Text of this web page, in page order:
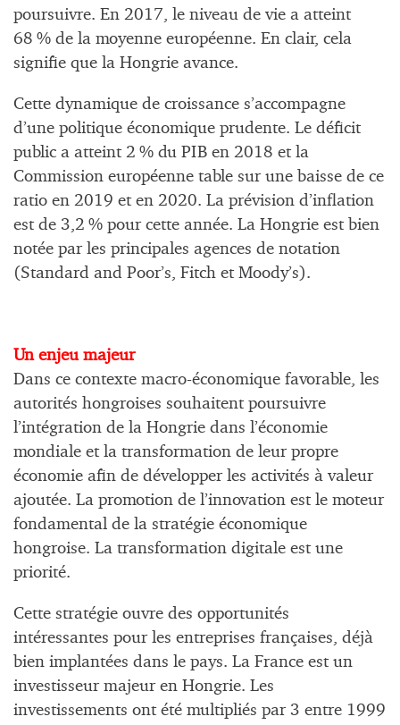
poursuivre. En 2017, le niveau de vie a atteint
68 % de la moyenne européenne. En clair, cela
signifie que la Hongrie avance.
Cette dynamique de croissance s’accompagne
d’une politique économique prudente. Le déficit
public a atteint 2 % du PIB en 2018 et la
Commission européenne table sur une baisse de ce
ratio en 2019 et en 2020. La prévision d’inflation
est de 3,2 % pour cette année. La Hongrie est bien
notée par les principales agences de notation
(Standard and Poor’s, Fitch et Moody’s).
Un enjeu majeur
Dans ce contexte macro-économique favorable, les
autorités hongroises souhaitent poursuivre
l’intégration de la Hongrie dans l’économie
mondiale et la transformation de leur propre
économie afin de développer les activités à valeur
ajoutée. La promotion de l’innovation est le moteur
fondamental de la stratégie économique
hongroise. La transformation digitale est une
priorité.
Cette stratégie ouvre des opportunités
intéressantes pour les entreprises françaises, déjà
bien implantées dans le pays. La France est un
investisseur majeur en Hongrie. Les
investissements ont été multipliés par 3 entre 1999